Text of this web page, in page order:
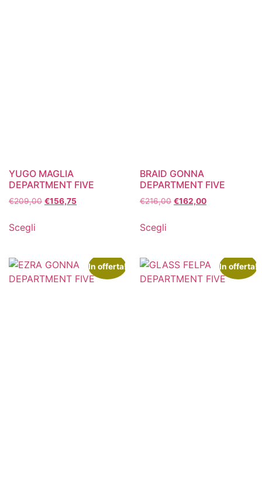
YUGO MAGLIA
DEPARTMENT FIVE
€209,00 €156,75
Scegli
BRAID GONNA
DEPARTMENT FIVE
€216,00 €162,00
Scegli
In offerta! In offerta!